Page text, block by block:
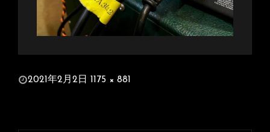
投2021年2月2日 1175 × 881